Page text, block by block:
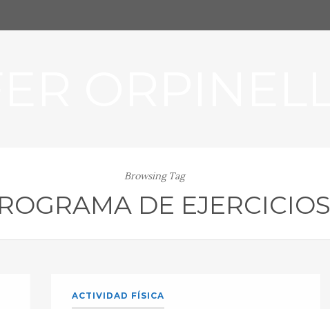
Browsing Tag
DE EJERCICIOS
ACTIVIDAD FÍSICA